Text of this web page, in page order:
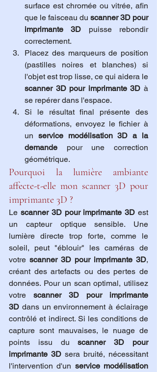
surface est chromée ou vitrée, afin
que le faisceau du scanner 3D pour
imprimante 3D puisse rebondir
correctement.
Placez des marqueurs de position
(pastilles noires et blanches) si
scanner 3D pour imprimante 3D à
se repérer dans l'espace.
Si le résultat final présente des
déformations, envoyez le fichier à
un service modélisation 3D a la
demande pour une correction
géométrique.
Pourquoi la lumière ambiante
affecte-t-elle mon scanner 3D pour
imprimante 3D ?
Le scanner 3D pour imprimante 3D est
un capteur optique sensible. Une
lumière directe trop forte, comme le
soleil, peut "éblouir" les caméras de
votre scanner 3D pour imprimante 3D,
créant des artefacts ou des pertes de
données. Pour un scan optimal, utilisez
votre scanner 3D pour imprimante
3D dans un environnement à éclairage
contrôlé et indirect. Si les conditions de
capture sont mauvaises, le nuage de
points issu du scanner 3D pour
imprimante 3D sera bruité, nécessitant
l'intervention d'un service modélisation